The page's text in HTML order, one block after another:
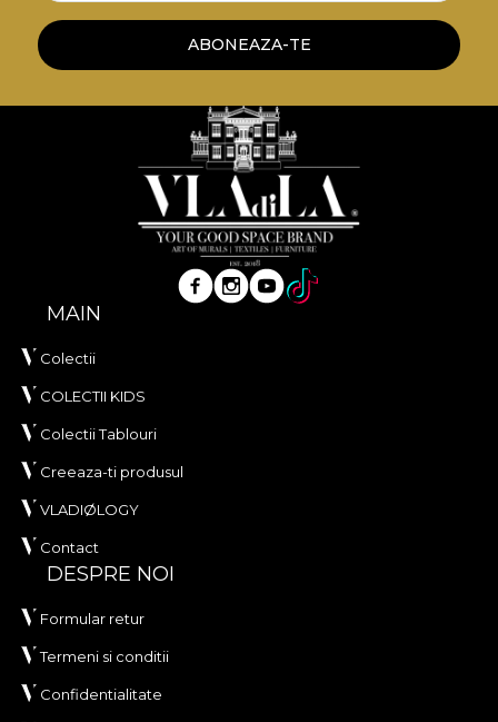
rapid, sigur si eficient, care se ridica la cele mai inalte
standarde de calitate.
ABONEAZA-TE
MAIN
Colectii
COLECTII KIDS
Colectii Tablouri
Creeaza-ti produsul
VLADIØLOGY
Contact
DESPRE NOI
Formular retur
Termeni si conditii
Confidentialitate